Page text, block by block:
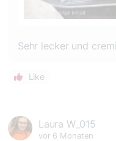
Sehr lecker und
Like
Laura W_015
vor 6 Monaten